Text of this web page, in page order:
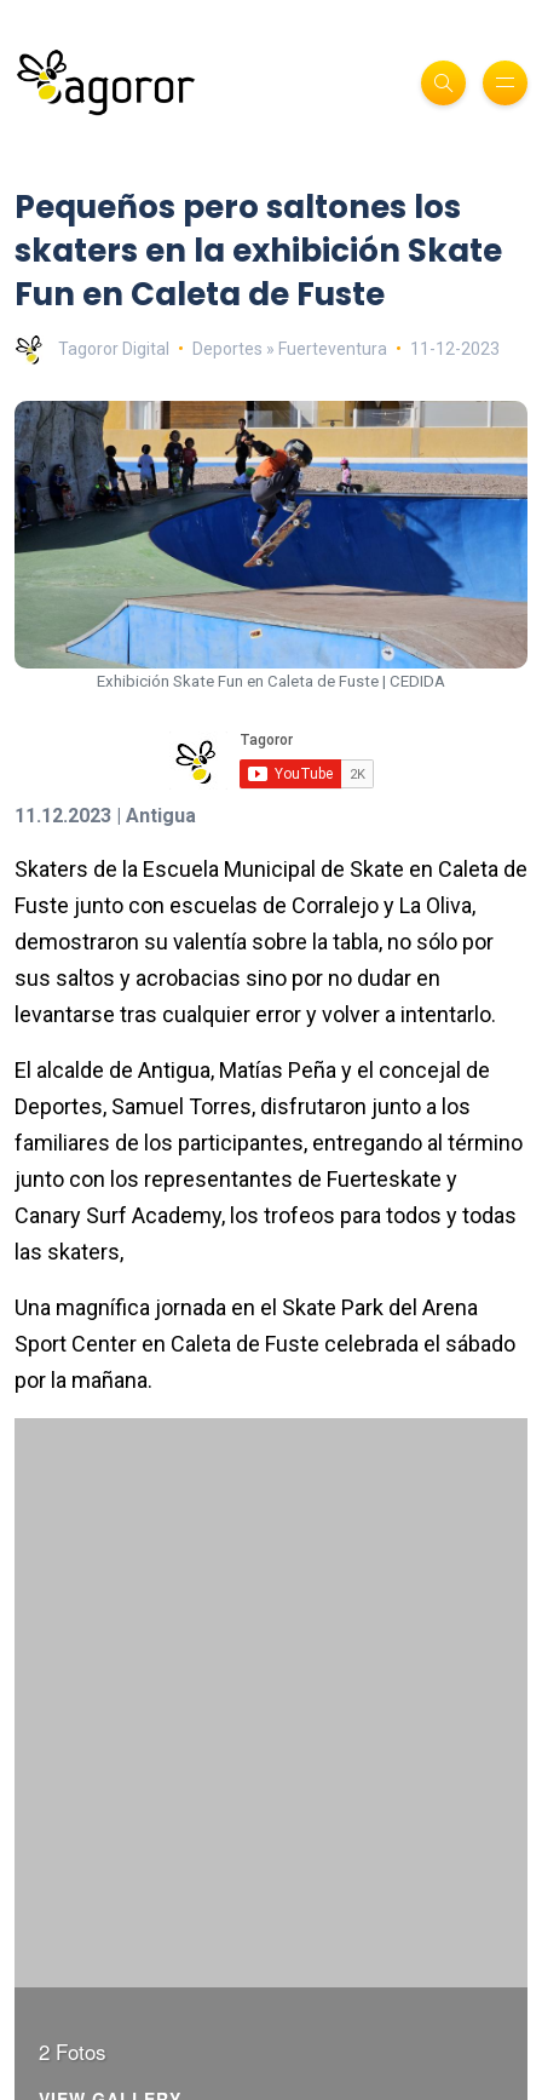
Pequeños pero saltones los
skaters en la exhibición Skate
Fun en Caleta de Fuste
Tagoror Digital Deportes » Fuerteventura 11-12-2023
Exhibición Skate Fun en Caleta de Fuste | CEDIDA
11.12.2023 | Antigua
Skaters de la Escuela Municipal de Skate en Caleta de
Fuste junto con escuelas de Corralejo y La Oliva,
demostraron su valentía sobre la tabla, no sólo por
sus saltos y acrobacias sino por no dudar en
levantarse tras cualquier error y volver a intentarlo.
El alcalde de Antigua, Matías Peña y el concejal de
Deportes, Samuel Torres, disfrutaron junto a los
familiares de los participantes, entregando al término
junto con los representantes de Fuerteskate y
Canary Surf Academy, los trofeos para todos y todas
las skaters,
Una magnífica jornada en el Skate Park del Arena
Sport Center en Caleta de Fuste celebrada el sábado
por la mañana.
2 Fotos